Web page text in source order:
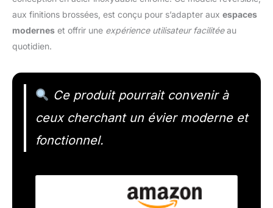
aux finitions brossées, est conçu pour s’adapter aux espaces
modernes et offrir une expérience utilisateur facilitéeau
quotidien.
Ce produit pourrait convenir à
ceux cherchant un évier moderne et
fonctionnel.